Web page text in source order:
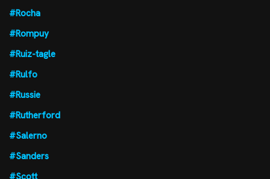
#Rocha
#Rompuy
#Ruiz-tagle
#Rulfo
#Russie
#Rutherford
#Salerno
#Sanders